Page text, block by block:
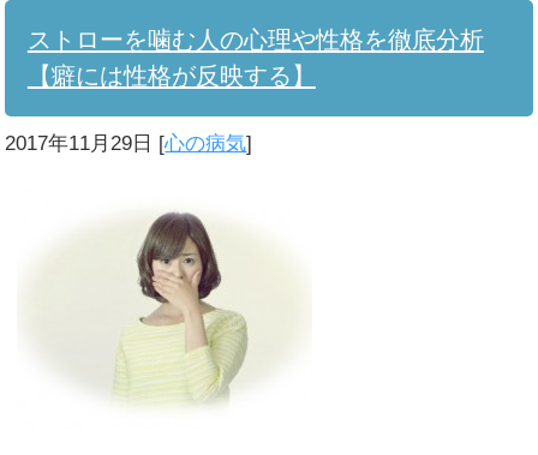
ストローを噛む人の心理や性格を徹底分析
【癖には性格が反映する】
2017年11月29日 [心の病気]